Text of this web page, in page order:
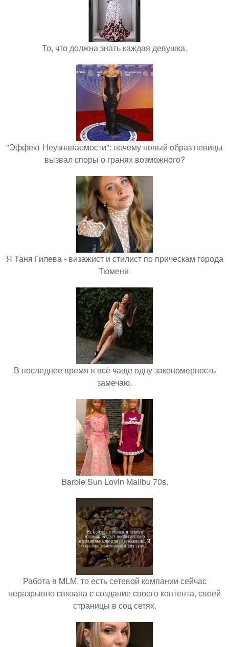
То, что должна знать каждая девушка.
"Эффект Неузнаваемости": почему новый образ певицы
вызвал споры о гранях возможного?
Я Таня Гилева - визажист и стилист по прическам города
Тюмени.
В последнее время я всё чаще одну закономерность
замечаю.
Barbie Sun Lovin Malibu 70s.
Работа в MLM, то есть сетевой компании сейчас
неразрывно связана с создание своего контента, своей
страницы в соц сетях.